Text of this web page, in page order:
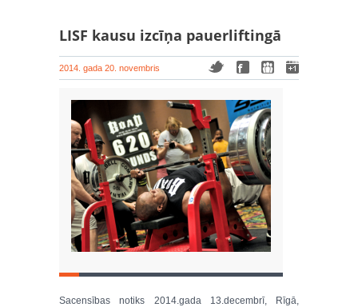
LISF kausu izcīņa pauerliftingā
2014. gada 20. novembris
Sacensības notiks 2014.gada 13.decembrī, Rīgā,